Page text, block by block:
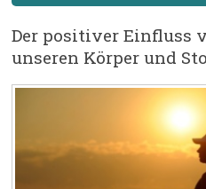
Der positiver Einfluss
unseren Körper und